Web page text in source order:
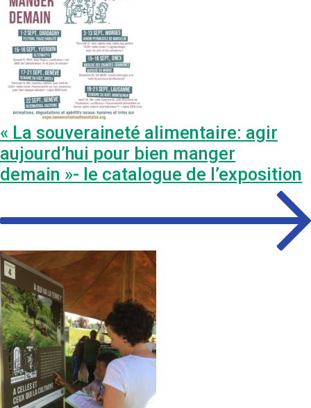
« La souveraineté alimentaire: agir
aujourd’hui pour bien manger
demain »- le catalogue de l’exposition